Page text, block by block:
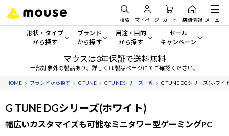
検索 マイページ カート 店舗情報 メニュー
形状・タイプ
から探す
形状・タイプから探す をすべてみる
デスクトップPC
ノートPC
ブランド
から探す
mouse
G TUNE
NEXTGEAR
用途・目的
から探す
一般向けパソコン
ゲーミングPC・ゲーム向けパソコン
クリエイティブ向け
セール
キャンペーン
セール・キャンペー
期間限定セール
アウトレットパソコン
すべて新品の旧モデル製品
マウスは3年保証で送料無料
一部対象外の製品あり。詳しくは製品ページにてご確認ください。
HOME ブランドから探す G TUNE G TUNEシリーズ一覧 G TUNE DGシリーズ(ホワイ
G TUNE DGシリーズ(ホワイト)
幅広いカスタマイズも可能なミニタワー型ゲーミングPC